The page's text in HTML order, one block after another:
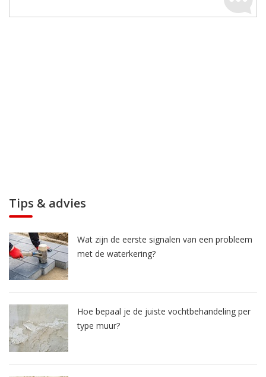
Tips & advies
Wat zijn de eerste signalen van een probleem
met de waterkering?
Hoe bepaal je de juiste vochtbehandeling per
type muur?